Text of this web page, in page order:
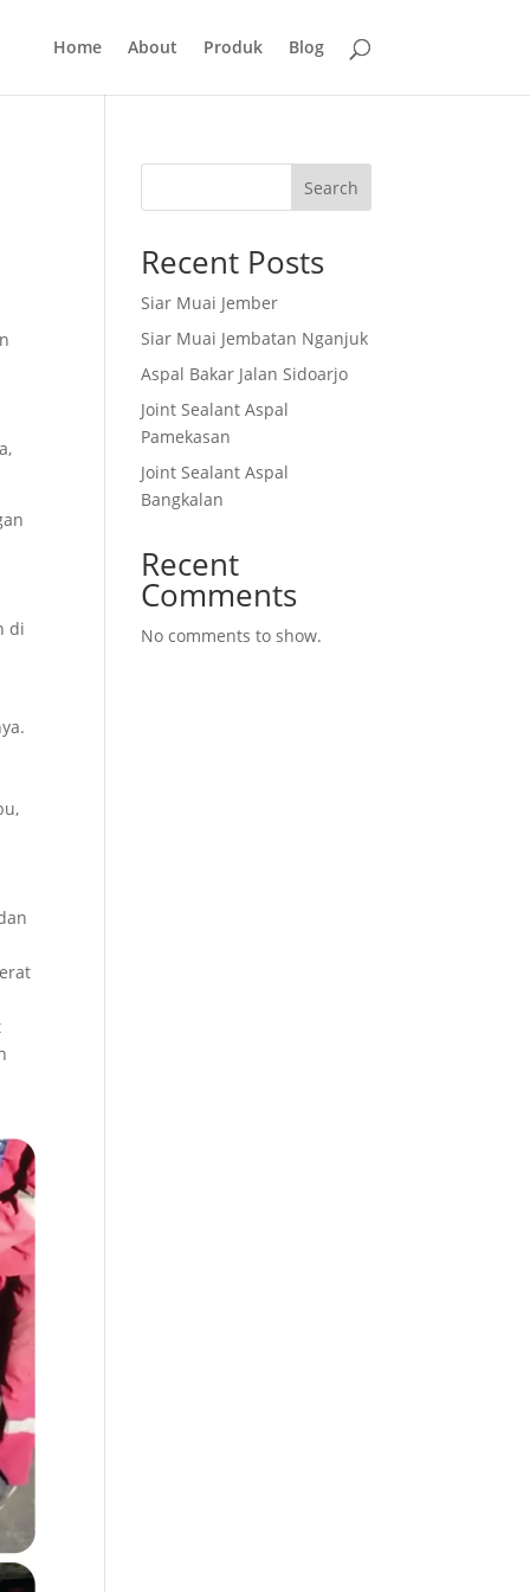
Home About Produk Blog
di
Search
Recent Posts
Siar Muai Jember
Siar Muai Jembatan Nganjuk
Aspal Bakar Jalan Sidoarjo
Joint Sealant Aspal
Pamekasan
Joint Sealant Aspal
Bangkalan
Recent
Comments
No comments to show.